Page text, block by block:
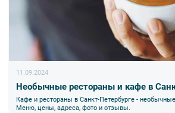
11.09.2024
Необычные рестораны и кафе в
Кафе и рестораны в Санкт-Петербурге -
Меню, цены, адреса, фото и отзывы.